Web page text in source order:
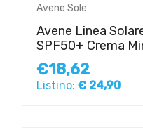
Avene Sole
Avene Linea
SPF50+ Crema
€18,62
Listino: € 24,90